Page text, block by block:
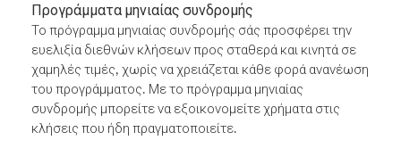
Προγράμματα μηνιαίας συνδρομής
Το πρόγραμμα μηνιαίας συνδρομής σάς προσφέρει την
ευελιξία διεθνών κλήσεων προς σταθερά και κινητά σε
χαμηλές τιμές, χωρίς να χρειάζεται κάθε φορά ανανέωση
του προγράμματος. Με το πρόγραμμα μηνιαίας
συνδρομής μπορείτε να εξοικονομείτε χρήματα στις
κλήσεις που ήδη πραγματοποιείτε.